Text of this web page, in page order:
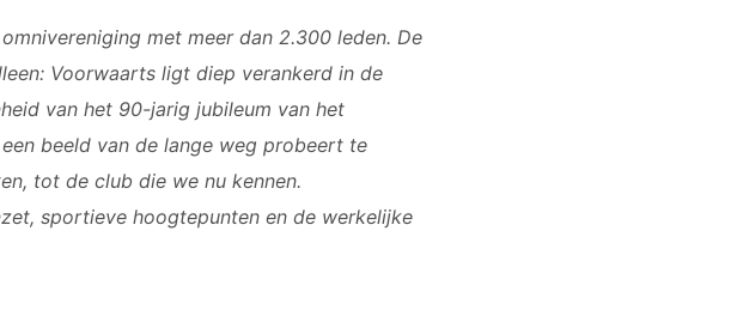
met meer dan 2.300 leden. De
Voorwaarts ligt diep verankerd in de
van het 90-jarig jubileum van het
beeld van de lange weg probeert te
tot de club die we nu kennen.
sportieve hoogtepunten en de werkelijke